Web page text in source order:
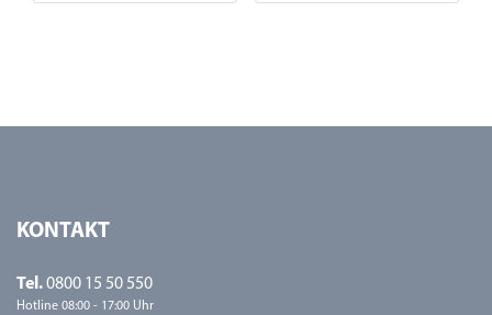
KONTAKT
Tel.0800 15 50 550
Hotline 08:00 - 17:00 Uhr